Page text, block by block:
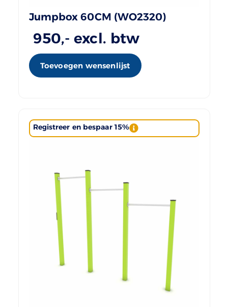
Jumpbox 60CM (WO2320)
950,- excl. btw
Toevoegen wensenlijst
Registreer en bespaar 15%